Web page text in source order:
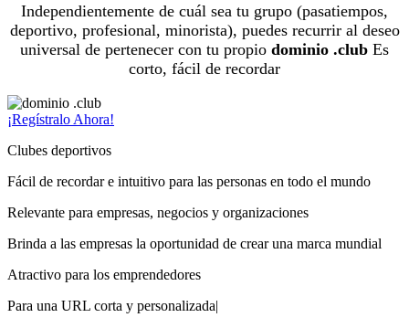
Independientemente de cuál sea tu grupo (pasatiempos,
deportivo, profesional, minorista), puedes recurrir al deseo
universal de pertenecer con tu propio dominio .club Es
corto, fácil de recordar
¡Regístralo Ahora!
Clubes deportivos
Fácil de recordar e intuitivo para las personas en todo el mundo
Relevante para empresas, negocios y organizaciones
Brinda a las empresas la oportunidad de crear una marca mundial
Atractivo para los emprendedores
Para una URL corta y personalizada|